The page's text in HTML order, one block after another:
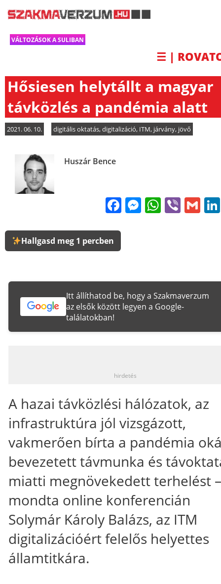
VÁLTOZÁSOK A SULIBAN
☰ |
Hősiesen helytállt a magyar
távközlés a pandémia alatt
2021. 06. 10. digitális oktatás,digitalizáció, ITM, járvány, jövő
Huszár Bence
FacebookViber
Hallgasd meg 1 percben
Itt állíthatod be, hogy a Szakmaverzum
az elsők között legyen a Google-
találatokban!
hirdetés
A hazai távközlési hálózatok, az
infrastruktúra jól vizsgázott,
vakmerően bírta a pandémia
bevezetett távmunka és
miatti megnövekedett terhelést –
mondta online konferencián
Solymár Károly Balázs, az ITM
digitalizációért felelős helyettes
államtitkára.